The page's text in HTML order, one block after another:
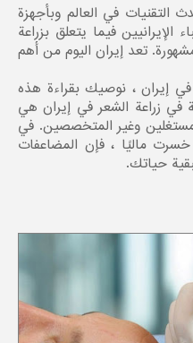
التقنيات في العالم وبأجهزة
فيما يتعلق بزراعة
تعد إيران اليوم من أهم
في إيران ، نوصيك بقراءة هذه
في زراعة الشعر في إيران هي
وغير المتخصصين. في
ماليًا ، فإن المضاعفات
حياتك.